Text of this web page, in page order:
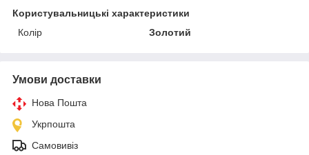
Користувальницькі характеристики
Колір
Золотий
Умови доставки
Нова Пошта
Укрпошта
Самовивіз